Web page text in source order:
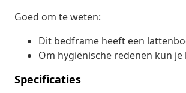
Goed om te weten:
Dit bedframe heeft een
Om hygiënische redenen kun
Specificaties